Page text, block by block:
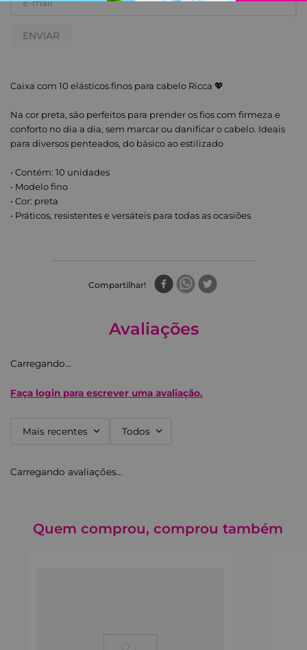
ENVIAR
Caixa com 10 elásticos finos para cabelo Ricca 💖
Na cor preta, são perfeitos para prender os fios com firmeza e
conforto no dia a dia, sem marcar ou danificar o cabelo. Ideais
para diversos penteados, do básico ao estilizado
• Contém: 10 unidades
• Modelo fino
• Cor: preta
• Práticos, resistentes e versáteis para todas as ocasiões
Compartilhar
Avaliações
Carregando…
Faça login para escrever uma avaliação.
Mais recentes Todos
Carregando avaliações…
Quem comprou, comprou também